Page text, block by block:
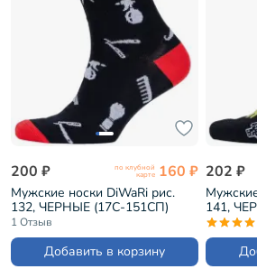
200 ₽ по клубной
карте 160 ₽
Мужские носки DiWaRi рис.
132, ЧЕРНЫЕ (17С-151СП)
1 Отзыв
Добавить в корзину
202 ₽
141,